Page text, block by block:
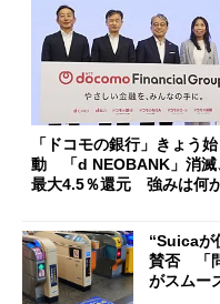
「ドコモの銀行」きょう始
動 「d NEOBANK」消滅
最大4.5％還元 強みは何
“Suicaが
賛否 「
がスムー